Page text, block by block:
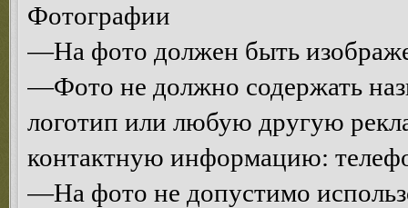
Фотографии
—На фото должен быть
—Фото не должно содержать
логотип или любую другую
контактную информацию:
—На фото не допустимо